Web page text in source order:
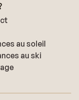
au soleil
au ski